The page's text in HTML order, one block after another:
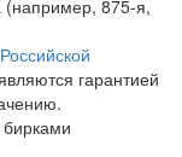
(например, 875-я,
Российской
гарантией